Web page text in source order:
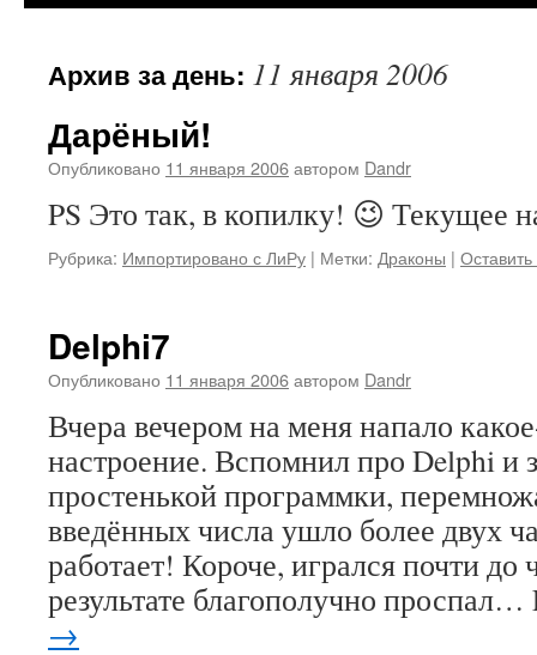
содержимому
Архив за день: 11 января 2006
Дарёный!
Опубликовано 11 января 2006автором Dandr
PS Это так, в копилку! 😉 Текущее
Рубрика: Импортировано с ЛиРу | Метки: Драконы |
Delphi7
Опубликовано 11 января 2006автором Dandr
Вчера вечером на меня напало
настроение. Вспомнил про Delphi и
простенькой программки,
введённых числа ушло более двух
работает! Короче, игрался почти до
результате благополучно
→